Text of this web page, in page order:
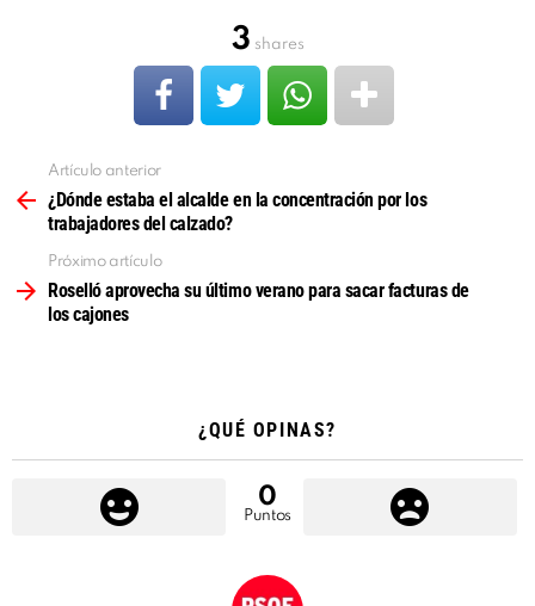
3 shares
más
Artículo anterior
¿Dónde estaba el alcalde en la concentración por los
trabajadores del calzado?
Próximo artículo
Roselló aprovecha su último verano para sacar facturas de
los cajones
¿QUÉ OPINAS?
0
Puntos